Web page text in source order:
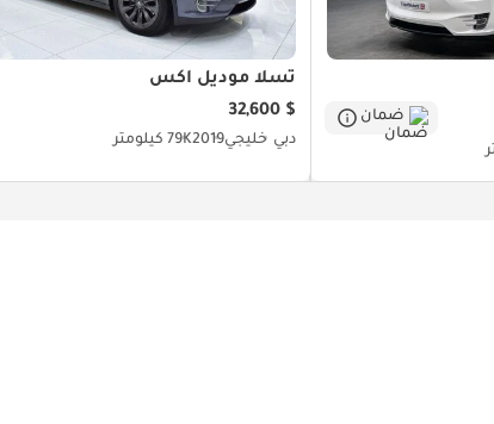
ضمان
تسلا موديل اكس
$ 32,600
دبي خليجي201979K كيلومتر